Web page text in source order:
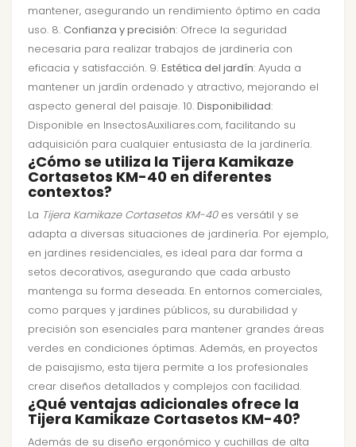
mantener, asegurando un rendimiento óptimo en cada
uso. 8. Confianza y precisión: Ofrece la seguridad
necesaria para realizar trabajos de jardinería con
eficacia y satisfacción. 9. Estética del jardín: Ayuda a
mantener un jardín ordenado y atractivo, mejorando el
aspecto general del paisaje. 10. Disponibilidad:
Disponible en InsectosAuxiliares.com, facilitando su
adquisición para cualquier entusiasta de la jardinería.
¿Cómo se utiliza la Tijera Kamikaze
Cortasetos KM-40 en diferentes
contextos?
La Tijera Kamikaze Cortasetos KM-40es versátil y se
adapta a diversas situaciones de jardinería. Por ejemplo,
en jardines residenciales, es ideal para dar forma a
setos decorativos, asegurando que cada arbusto
mantenga su forma deseada. En entornos comerciales,
como parques y jardines públicos, su durabilidad y
precisión son esenciales para mantener grandes áreas
verdes en condiciones óptimas. Además, en proyectos
de paisajismo, esta tijera permite a los profesionales
crear diseños detallados y complejos con facilidad.
¿Qué ventajas adicionales ofrece la
Tijera Kamikaze Cortasetos KM-40?
Además de su diseño ergonómico y cuchillas de alta